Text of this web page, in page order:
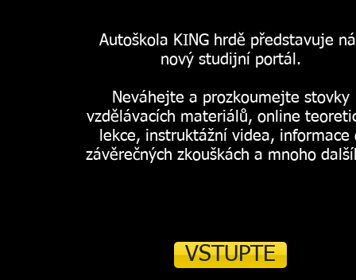
Autoškola KING hrdě představuje
nový studijní portál.
Neváhejte a prozkoumejte stovky
vzdělávacích materiálů, online
lekce, instruktážní videa, informace
závěrečných zkouškách a mnoho
VSTUPTE